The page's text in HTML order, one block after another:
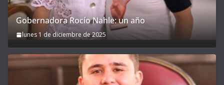
Gobernadora Rocío Nahle: un año
lunes 1 de diciembre de 2025